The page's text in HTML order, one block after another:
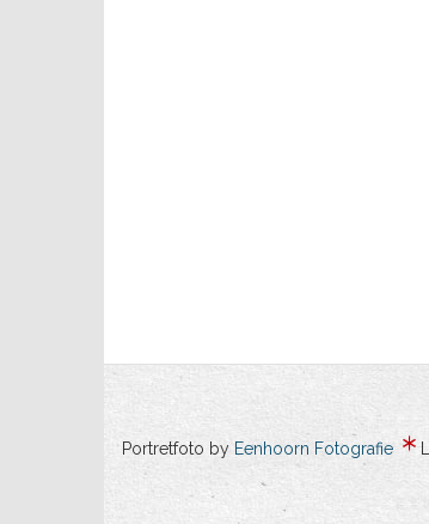
Portretfoto by Eenhoorn Fotografie